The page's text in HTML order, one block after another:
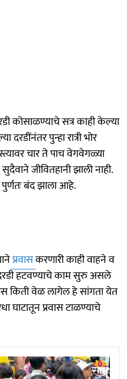
कोसाळण्याचे सत्र काही केल्या
दरडींनंतर पुन्हा रात्री भोर
चार ते पाच वेगवेगळ्या
जीवितहानी झाली नाही.
पुर्णतः बंद झाला आहे.
प्रवासकरणारी काही वाहने व
हटवण्याचे काम सुरु असले
किती वेळ लागेल हे सांगता येत
घाटातून प्रवास टाळण्याचे